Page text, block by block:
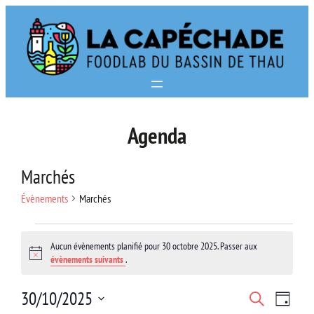
contenu
Agenda
Marchés
Évènements Marchés
Évènements
for
30
Notice
Aucun évènements planifié pour 30 octobre 2025. Passer aux
évènements suivants.
Recherche
Jour
30/10/2025